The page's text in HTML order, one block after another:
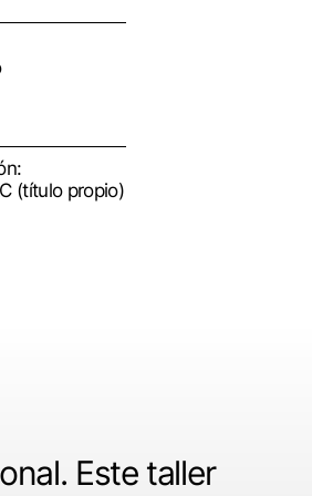
(título propio)
Este taller